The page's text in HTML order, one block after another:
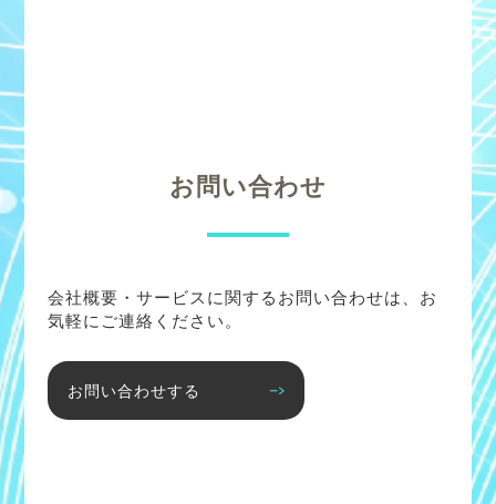
お問い合わせ
会社概要・サービスに関するお問い合わせは、お
気軽にご連絡ください。
お問い合わせする